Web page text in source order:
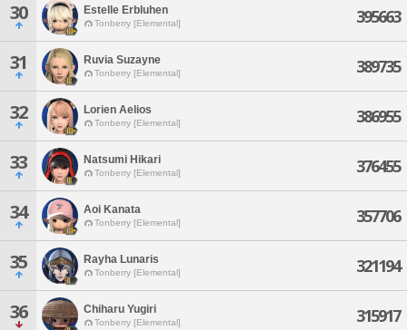
30 Estelle Erbluhen
Tonberry [Elemental] 395663
31 Ruvia Suzayne
Tonberry [Elemental] 389735
32 Lorien Aelios
Tonberry [Elemental] 386955
33 Natsumi Hikari
Tonberry [Elemental] 376455
34 Aoi Kanata
Tonberry [Elemental] 357706
35 Rayha Lunaris
Tonberry [Elemental] 321194
36 Chiharu Yugiri
Tonberry [Elemental] 315917